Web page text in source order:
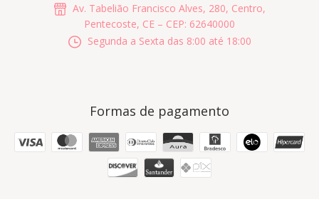
Av. Tabelião Francisco Alves, 280, Centro,
Pentecoste, CE – CEP: 62640000
Segunda a Sexta das 8:00 até 18:00
Formas de pagamento